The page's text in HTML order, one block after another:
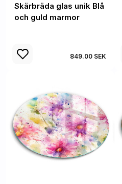
Skärbräda glas unik Blå
och guld marmor
849.00 SEK